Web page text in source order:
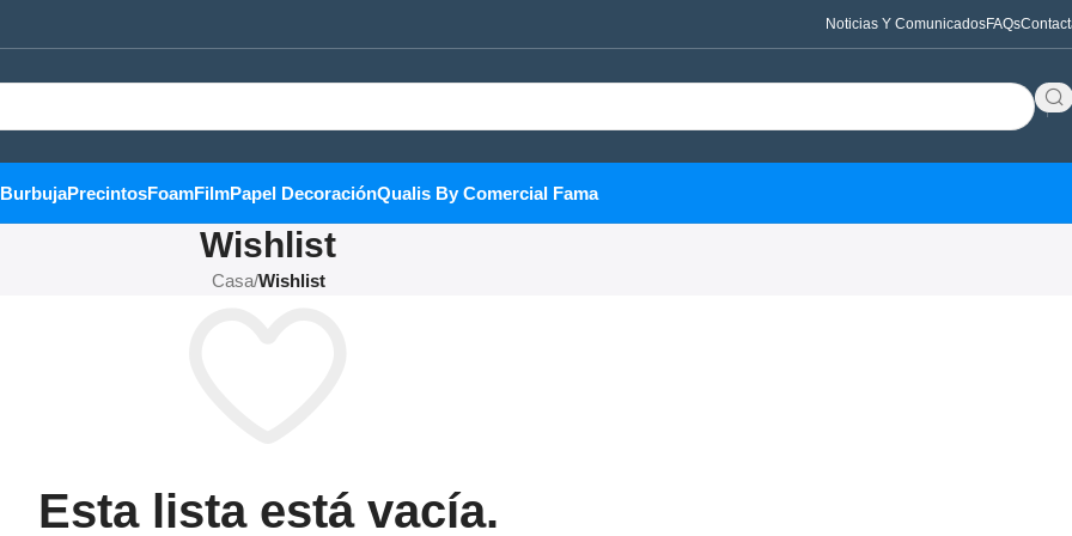
Noticias Y ComunicadosFAQs
BurbujaPrecintosFoamFilmPapel DecoraciónQualis By Comercial Fama
Wishlist
Casa/Wishlist
Esta lista está vacía.